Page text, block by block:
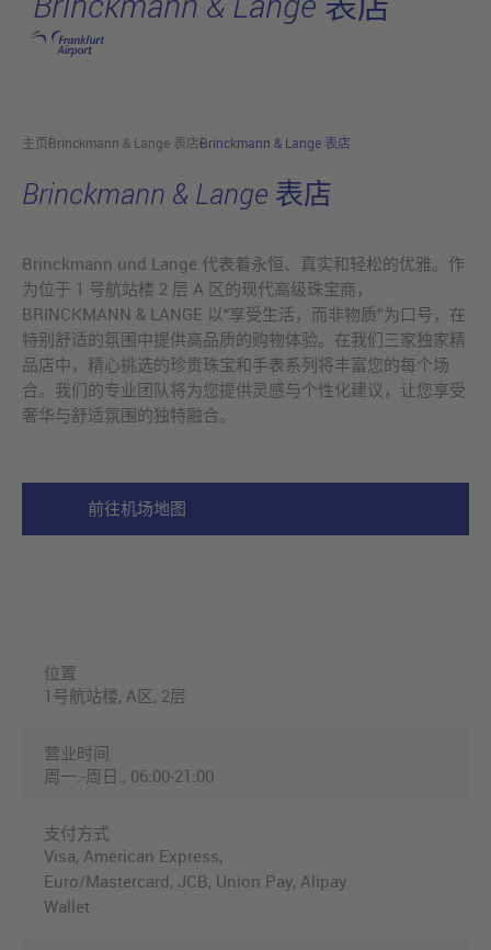
跳转至主页
主页Brinckmann & Lange 表店Brinckmann & Lange 表店
Brinckmann & Lange 表店
Brinckmann und Lange 代表着永恒、真实和轻松的优雅。作
为位于 1 号航站楼 2 层 A 区的现代高级珠宝商，
BRINCKMANN & LANGE 以“享受生活，而非物质”为口号，在
特别舒适的氛围中提供高品质的购物体验。在我们三家独家精
品店中，精心挑选的珍贵珠宝和手表系列将丰富您的每个场
合。我们的专业团队将为您提供灵感与个性化建议，让您享受
奢华与舒适氛围的独特融合。
前往机场地图
位置
1号航站楼, A区, 2层
营业时间
周一.-周日., 06:00-21:00
支付方式
Visa, American Express,
Euro/Mastercard, JCB, Union Pay, Alipay
Wallet